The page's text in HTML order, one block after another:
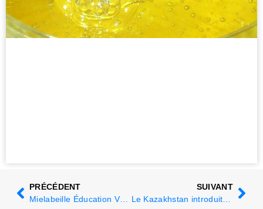
PRÉCÉDENT
Mielabeille Éducation Vétérinaire Avancement : La dernière note d'orientation politique de l'Apimondia GVPA
SUIVANT